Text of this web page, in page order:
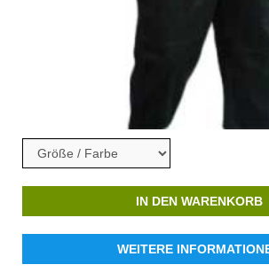
IN DEN WARENKORB
WEITERE